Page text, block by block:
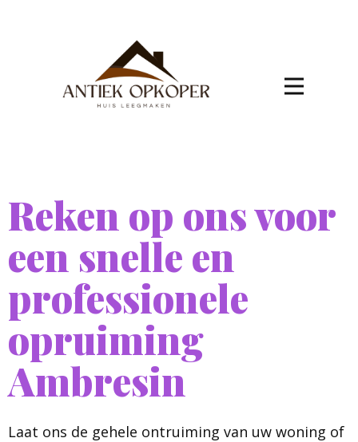
Reken op ons voor
een snelle en
professionele
opruiming
Ambresin
Laat ons de gehele ontruiming van uw woning of